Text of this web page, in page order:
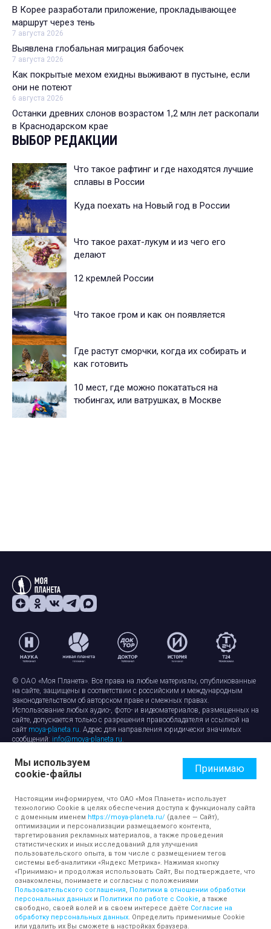
В Корее разработали приложение, прокладывающее
маршрут через тень
7 августа 2026
Выявлена глобальная миграция бабочек
7 августа 2026
Как покрытые мехом ехидны выживают в пустыне, если
они не потеют
6 августа 2026
Останки древних слонов возрастом 1,2 млн лет раскопали
в Краснодарском крае
ВЫБОР РЕДАКЦИИ
Что такое рафтинг и где находятся лучшие
сплавы в России
Куда поехать на Новый год в России
Что такое рахат-лукум и из чего его
делают
12 кремлей России
Что такое гром и как он появляется
Где растут сморчки, когда их собирать и
как готовить
10 мест, где можно покататься на
тюбингах, или ватрушках, в Москве
© ОАО «Моя Планета». Все права на любые материалы, опубликованные
на сайте, защищены в соответствии с российским и международным
законодательством об авторском праве и смежных правах.
Использование любых аудио-, фото- и видеоматериалов, размещенных на
сайте, допускается только с разрешения правообладателя и ссылкой на
сайт moya-planeta.ru. Адрес для направления юридически значимых
сообщений: info@moya-planeta.ru.
Правила сайтаРабота с cookie-файлами
Защита персональных данных
Обработка персональных данных
Мы используем
cookie-файлы
Принимаю
Настоящим информируем, что ОАО «Моя Планета» использует
технологию Cookie в целях обеспечения доступа к функционалу сайта
с доменным именем https://moya-planeta.ru/ (далее — Сайт),
оптимизации и персонализации размещаемого контента,
таргетирования рекламных материалов, а также проведения
статистических и иных исследований для улучшения
пользовательского опыта, в том числе с размещением тегов
системы веб-аналитики «Яндекс Метрика». Нажимая кнопку
«Принимаю» и продолжая использовать Сайт, Вы подтверждаете, что
ознакомлены, понимаете и согласны с положениями
Пользовательского соглашения, Политики в отношении обработки
персональных данных и Политики по работе с Cookie, а также
свободно, своей волей и в своем интересе даёте Согласие на
обработку персональных данных. Определить применимые Cookie
или удалить их Вы сможете в настройках браузера.